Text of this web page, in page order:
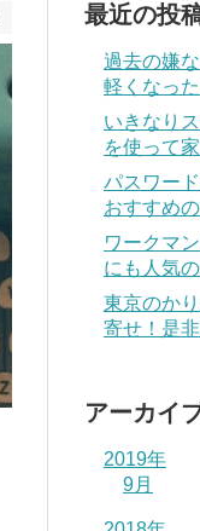
最近の投
過去の嫌
軽くなっ
いきなり
を使って
パスワー
おすすめ
ワークマ
にも人気
東京のか
寄せ！是
アーカイ
2019年
9月